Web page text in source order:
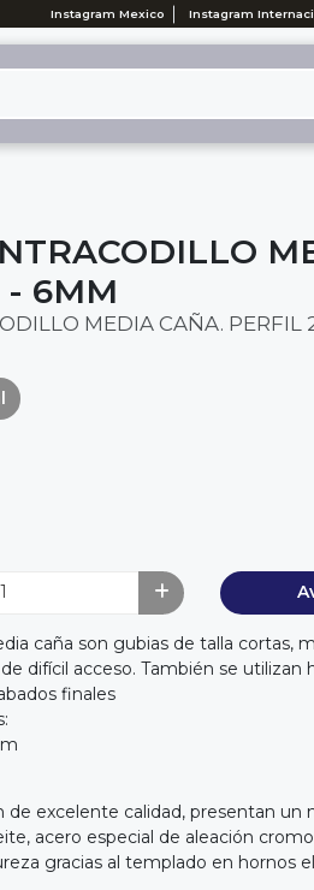
Instagram Mexico Instagram
- 6MM
MEDIA CAÑA. PERFIL
caña son gubias de talla cortas,
difícil acceso. También se utilizan
finales
de excelente calidad, presentan
acero especial de aleación
gracias al templado en hornos